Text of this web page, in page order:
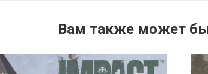
Вам также может